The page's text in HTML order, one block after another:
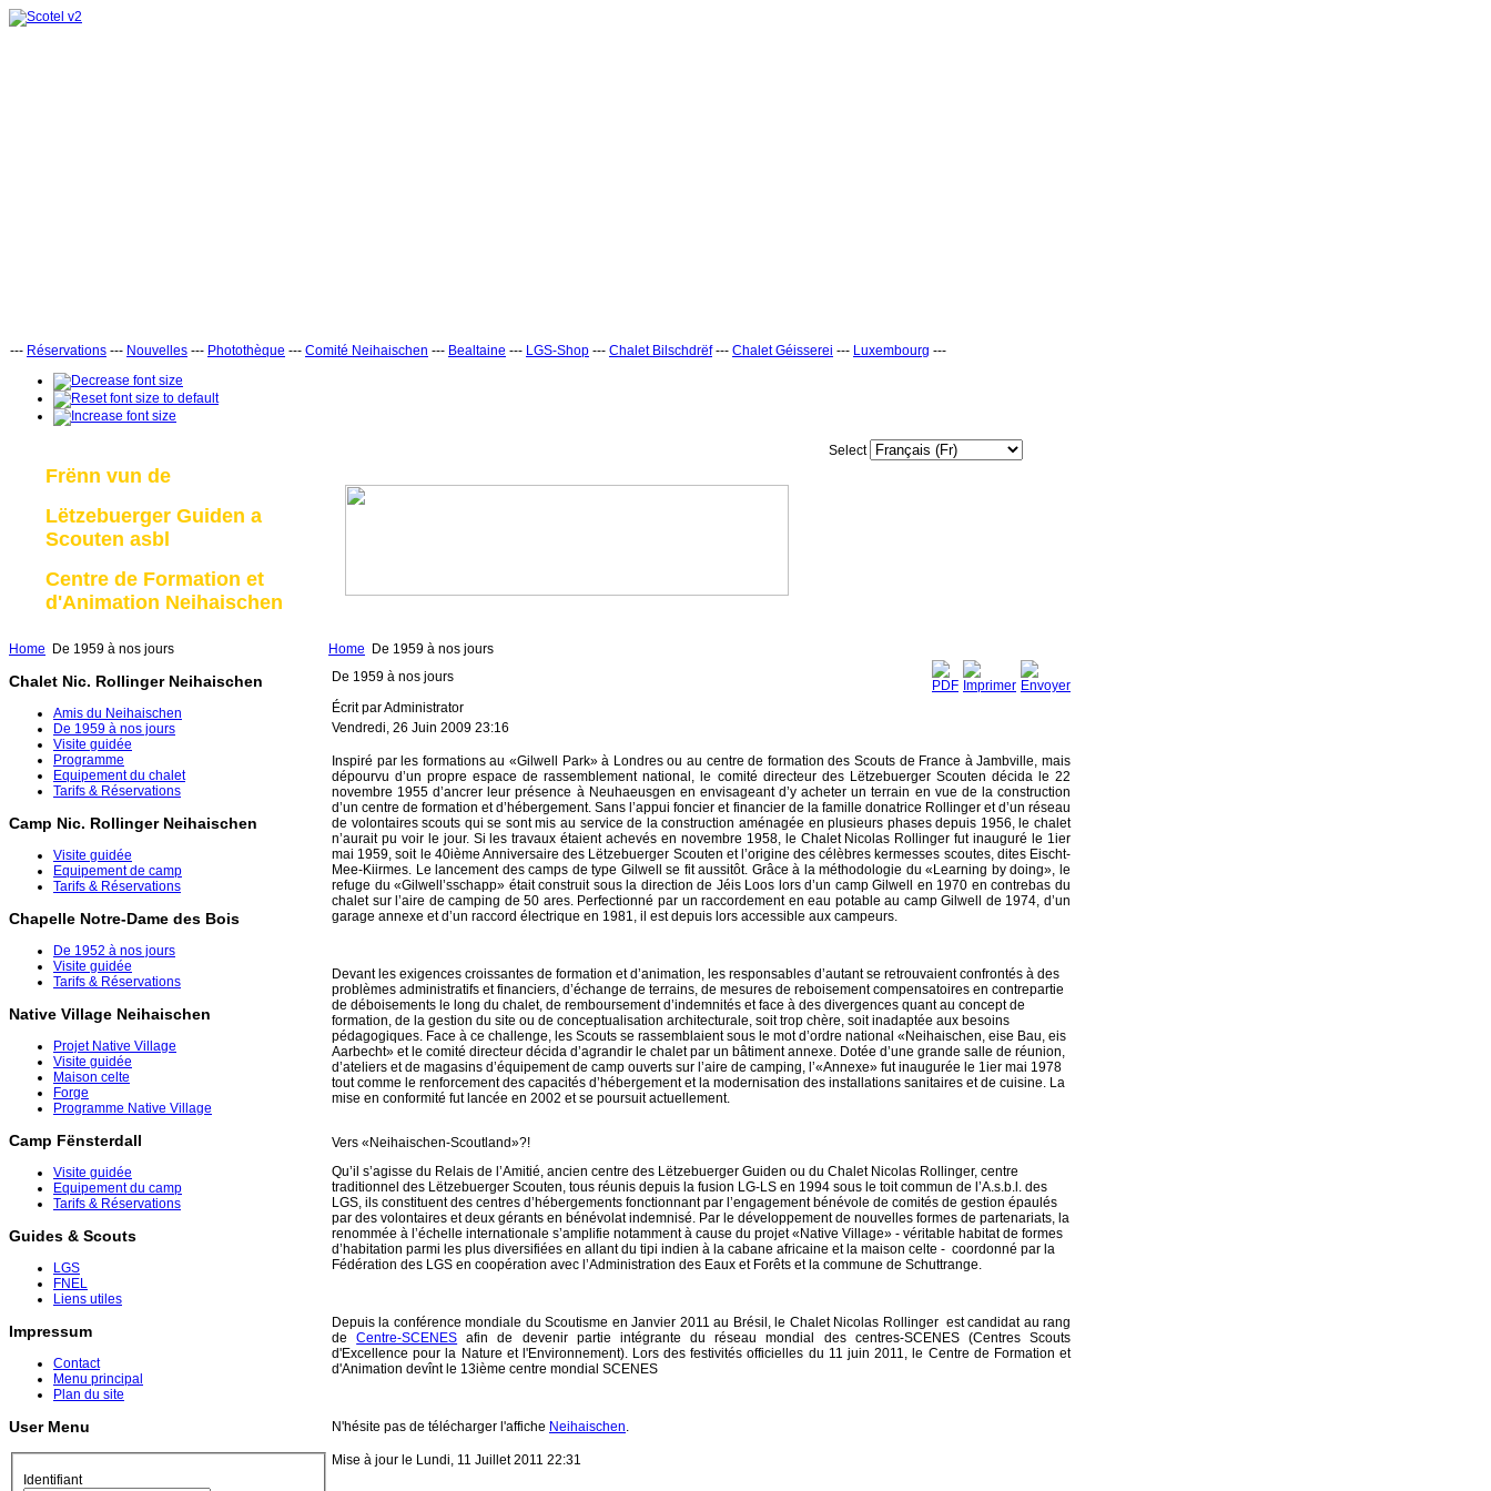
--- Réservations --- Nouvelles --- Photothèque --- Comité Neihaischen --- Bealtaine --- LGS-Shop --- Chalet Bilschdrëf--- Chalet Géisserei --- Luxembourg ---
Frënn vun de
Lëtzebuerger Guiden a
Scouten asbl
Centre de Formation et
d'Animation Neihaischen
Select
Home De 1959 à nos jours
Chalet Nic. Rollinger Neihaischen
Amis du Neihaischen
De 1959 à nos jours
Visite guidée
Programme
Equipement du chalet
Tarifs & Réservations
Camp Nic. Rollinger Neihaischen
Visite guidée
Equipement de camp
Tarifs & Réservations
Chapelle Notre-Dame des Bois
De 1952 à nos jours
Visite guidée
Tarifs & Réservations
Native Village Neihaischen
Projet Native Village
Visite guidée
Maison celte
Forge
Programme Native Village
Camp Fënsterdall
Visite guidée
Equipement du camp
Tarifs & Réservations
Guides & Scouts
LGS
FNEL
Liens utiles
Impressum
Contact
Menu principal
Plan du site
User Menu
Identifiant
Home
De 1959 à nos jours
De 1959 à nos jours
Écrit par Administrator
Vendredi, 26 Juin 2009 23:16
Inspiré par les formations au «Gilwell Park» à Londres ou au centre de formation des Scouts de France à Jambville, mais
dépourvu d’un propre espace de rassemblement national, le comité directeur des Lëtzebuerger Scouten décida le 22
novembre 1955 d’ancrer leur présence à Neuhaeusgen en envisageant d’y acheter un terrain en vue de la construction
d’un centre de formation et d’hébergement. Sans l’appui foncier et financier de la famille donatrice Rollinger et d’un réseau
de volontaires scouts qui se sont mis au service de la construction aménagée en plusieurs phases depuis 1956, le chalet
n’aurait pu voir le jour. Si les travaux étaient achevés en novembre 1958, le Chalet Nicolas Rollinger fut inauguré le 1ier
mai 1959, soit le 40ième Anniversaire des Lëtzebuerger Scouten et l’origine des célèbres kermesses scoutes, dites Eischt-
Mee-Kiirmes. Le lancement des camps de type Gilwell se fit aussitôt. Grâce à la méthodologie du «Learning by doing», le
refuge du «Gilwell’sschapp» était construit sous la direction de Jéis Loos lors d’un camp Gilwell en 1970 en contrebas du
chalet sur l’aire de camping de 50 ares. Perfectionné par un raccordement en eau potable au camp Gilwell de 1974, d’un
garage annexe et d’un raccord électrique en 1981, il est depuis lors accessible aux campeurs.
Devant les exigences croissantes de formation et d’animation, les responsables d’autant se retrouvaient confrontés à des
problèmes administratifs et financiers, d’échange de terrains, de mesures de reboisement compensatoires en contrepartie
de déboisements le long du chalet, de remboursement d’indemnités et face à des divergences quant au concept de
formation, de la gestion du site ou de conceptualisation architecturale, soit trop chère, soit inadaptée aux besoins
pédagogiques. Face à ce challenge, les Scouts se rassemblaient sous le mot d’ordre national «Neihaischen, eise Bau, eis
Aarbecht» et le comité directeur décida d’agrandir le chalet par un bâtiment annexe. Dotée d’une grande salle de réunion,
d’ateliers et de magasins d’équipement de camp ouverts sur l’aire de camping, l’«Annexe» fut inaugurée le 1ier mai 1978
tout comme le renforcement des capacités d’hébergement et la modernisation des installations sanitaires et de cuisine. La
mise en conformité fut lancée en 2002 et se poursuit actuellement.
Vers «Neihaischen-Scoutland»?!
Qu’il s’agisse du Relais de l’Amitié, ancien centre des Lëtzebuerger Guiden ou du Chalet Nicolas Rollinger, centre
traditionnel des Lëtzebuerger Scouten, tous réunis depuis la fusion LG-LS en 1994 sous le toit commun de l’A.s.b.l. des
LGS, ils constituent des centres d’hébergements fonctionnant par l’engagement bénévole de comités de gestion épaulés
par des volontaires et deux gérants en bénévolat indemnisé. Par le développement de nouvelles formes de partenariats, la
renommée à l’échelle internationale s’amplifie notamment à cause du projet «Native Village» - véritable habitat de formes
d’habitation parmi les plus diversifiées en allant du tipi indien à la cabane africaine et la maison celte - coordonné par la
Fédération des LGS en coopération avec l’Administration des Eaux et Forêts et la commune de Schuttrange.
Depuis la conférence mondiale du Scoutisme en Janvier 2011 au Brésil, le Chalet Nicolas Rollinger est candidat au rang
deCentre-SCENES afin de devenir partie intégrante du réseau mondial des centres-SCENES (Centres Scouts
d'Excellence pour la Nature et l'Environnement). Lors des festivités officielles du 11 juin 2011, le Centre de Formation et
d'Animation devînt le 13ième centre mondial SCENES
N'hésite pas de télécharger l'affiche Neihaischen.
Mise à jour le Lundi, 11 Juillet 2011 22:31